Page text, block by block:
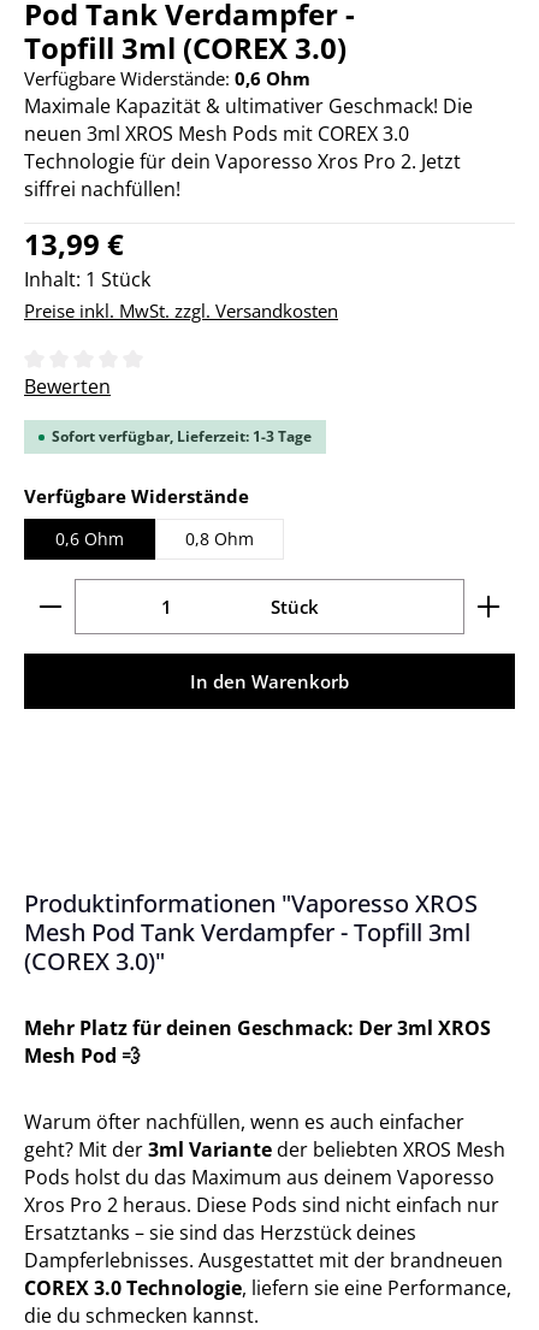
Pod Tank Verdampfer -
Topfill 3ml (COREX 3.0)
Verfügbare Widerstände: 0,6 Ohm
Maximale Kapazität & ultimativer Geschmack! Die
neuen 3ml XROS Mesh Pods mit COREX 3.0
Technologie für dein Vaporesso Xros Pro 2. Jetzt
siffrei nachfüllen!
Regulärer Preis:
13,99 €
Inhalt: 1 Stück
Preise inkl. MwSt. zzgl. Versandkosten
Durchschnittliche Bewertung von 0 von 5 Sternen
Bewerten
Sofort verfügbar, Lieferzeit: 1-3 Tage
Verfügbare Widerständeauswählen
0,6 Ohm 0,8 Ohm
Produkt Anzahl: Gib den gewünschten Wert ein
Stück
In den Warenkorb
Produktinformationen "Vaporesso XROS
Mesh Pod Tank Verdampfer - Topfill 3ml
(COREX 3.0)"
Mehr Platz für deinen Geschmack: Der 3ml XROS
Mesh Pod 💨
Warum öfter nachfüllen, wenn es auch einfacher
geht? Mit der3ml Varianteder beliebten XROS Mesh
Pods holst du das Maximum aus deinem Vaporesso
Xros Pro 2 heraus. Diese Pods sind nicht einfach nur
Ersatztanks – sie sind das Herzstück deines
Dampferlebnisses. Ausgestattet mit der brandneuen
COREX 3.0 Technologie, liefern sie eine Performance,
die du schmecken kannst.